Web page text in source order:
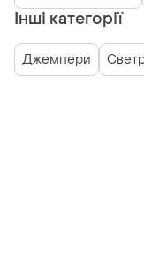
Інші категорії
Джемпери